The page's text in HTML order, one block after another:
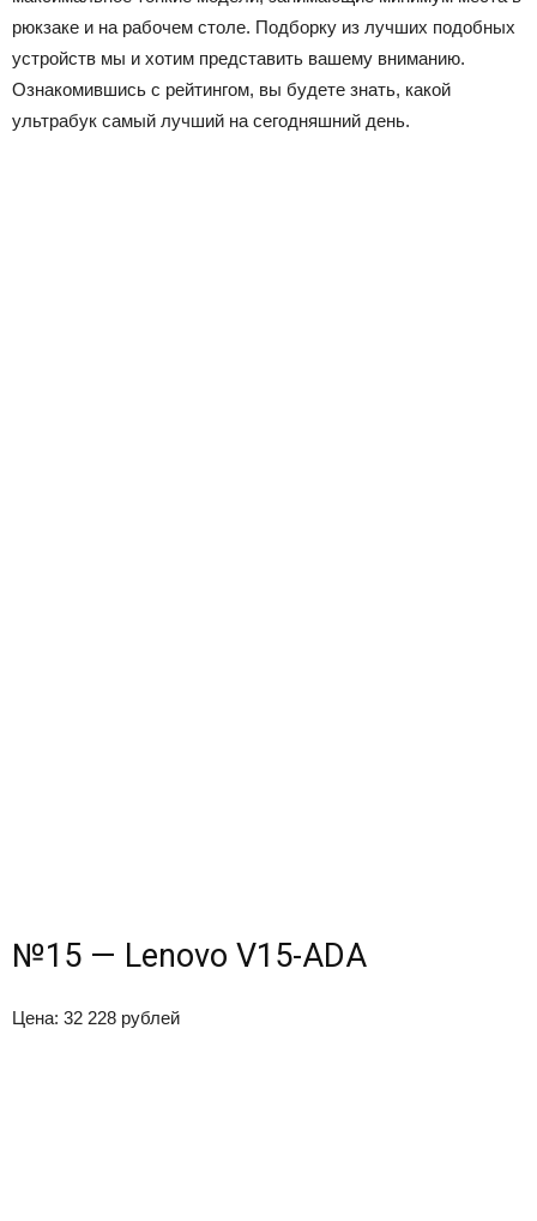
рюкзаке и на рабочем столе. Подборку из лучших подобных
устройств мы и хотим представить вашему вниманию.
Ознакомившись с рейтингом, вы будете знать, какой
ультрабук самый лучший на сегодняшний день.
№15 — Lenovo V15-ADA
Цена: 32 228 рублей